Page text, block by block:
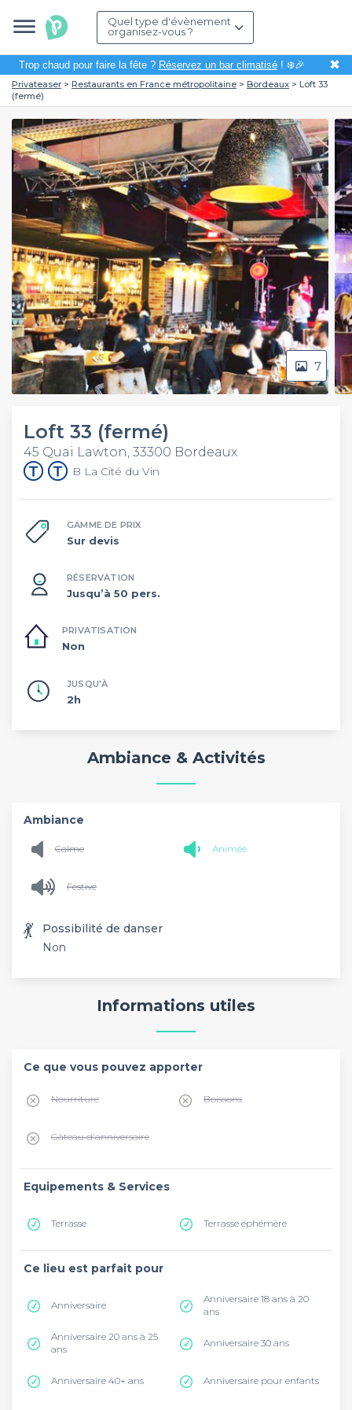
Quel type d'évènement
organisez-vous ?
Trop chaud pour faire la fête ? Réservez un bar climatisé! ❄️🎉 ✖
Privateaser Restaurants en France métropolitaine Bordeaux
Loft 33
(fermé)
7
Loft 33 (fermé)
45 Quai Lawton, 33300 Bordeaux
B La Cité du Vin
GAMME DE PRIX
Sur devis
RÉSERVATION
Jusqu’à 50 pers.
PRIVATISATION
Non
JUSQU'À
2h
Ambiance & Activités
Ambiance
Calme Animée
Festive
💃
Possibilité de danser
Non
Informations utiles
Ce que vous pouvez apporter
Nourriture Boissons
Gâteau d'anniversaire
Equipements & Services
Terrasse Terrasse éphémère
Ce lieu est parfait pour
Anniversaire
Anniversaire 18 ans à 20
ans
Anniversaire 20 ans à 25
ans
Anniversaire 30 ans
Anniversaire 40+ ans Anniversaire pour enfants